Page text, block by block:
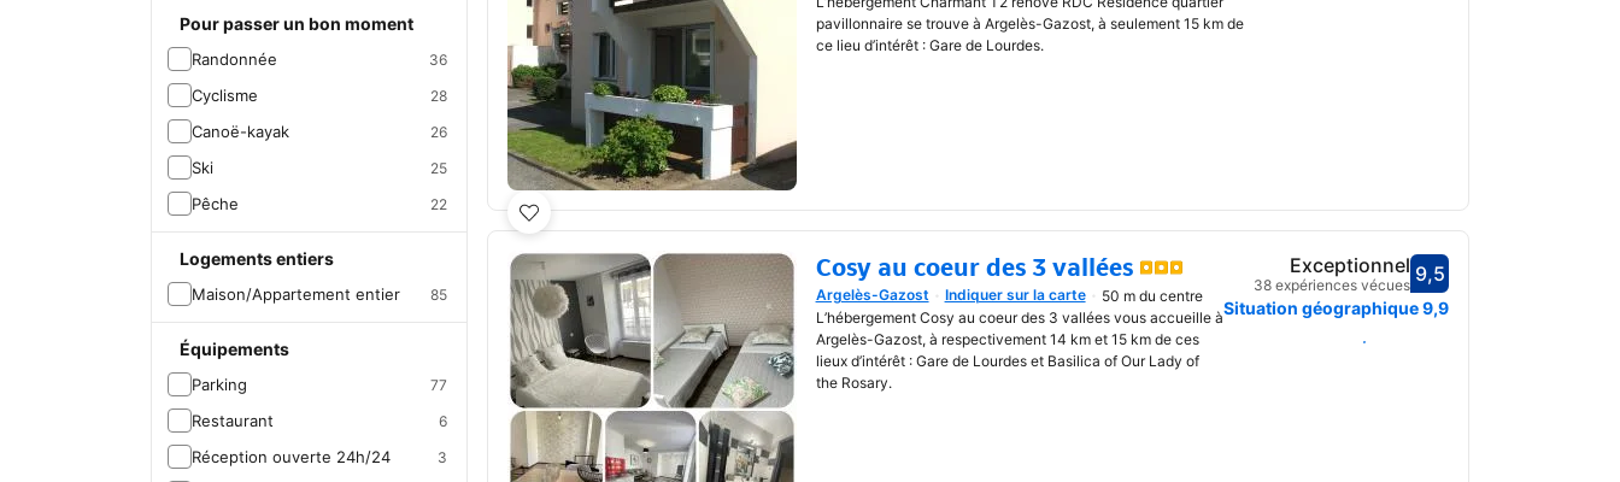
Pour passer un bon moment
Randonnée 36
Cyclisme 28
Canoë-kayak 26
Ski 25
Pêche 22
Logements entiers
Maison/Appartement entier 85
Équipements
Parking 77
Restaurant 6
Réception ouverte 24h/24 3
pavillonnaire se trouve à Argelès-Gazost, à seulement 15 km de
ce lieu d’intérêt : Gare de Lourdes.
Cosy au coeur des 3 vallées
Une nouvelle fenêtre va s'ouvrir
Argelès-Gazost Indiquer sur la carte
50 m du centre
L’hébergement Cosy au coeur des 3 vallées vous accueille à
Argelès-Gazost, à respectivement 14 km et 15 km de ces
lieux d’intérêt : Gare de Lourdes et Basilica of Our Lady of
the Rosary.
Avec une note de 9,5
9,5
Exceptionnel
38 expériences vécues
Situation géographique9,9
Choisir des dates